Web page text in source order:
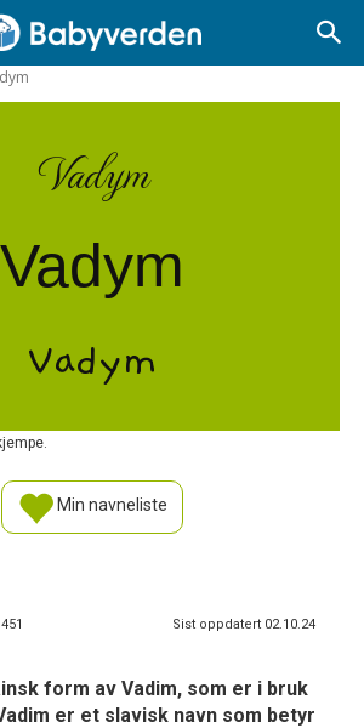
Vadym
Vadym
Vadym
Min navneliste
451 Sist oppdatert 02.10.24
form av Vadim, som er i bruk
er et slavisk navn som betyr